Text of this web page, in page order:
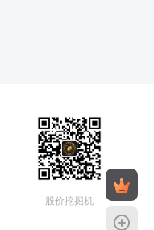
股价挖掘机